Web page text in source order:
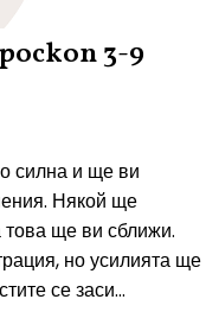
3-9
силна и ще ви
Някой ще
това ще ви сближи.
но усилията ще
се заси...